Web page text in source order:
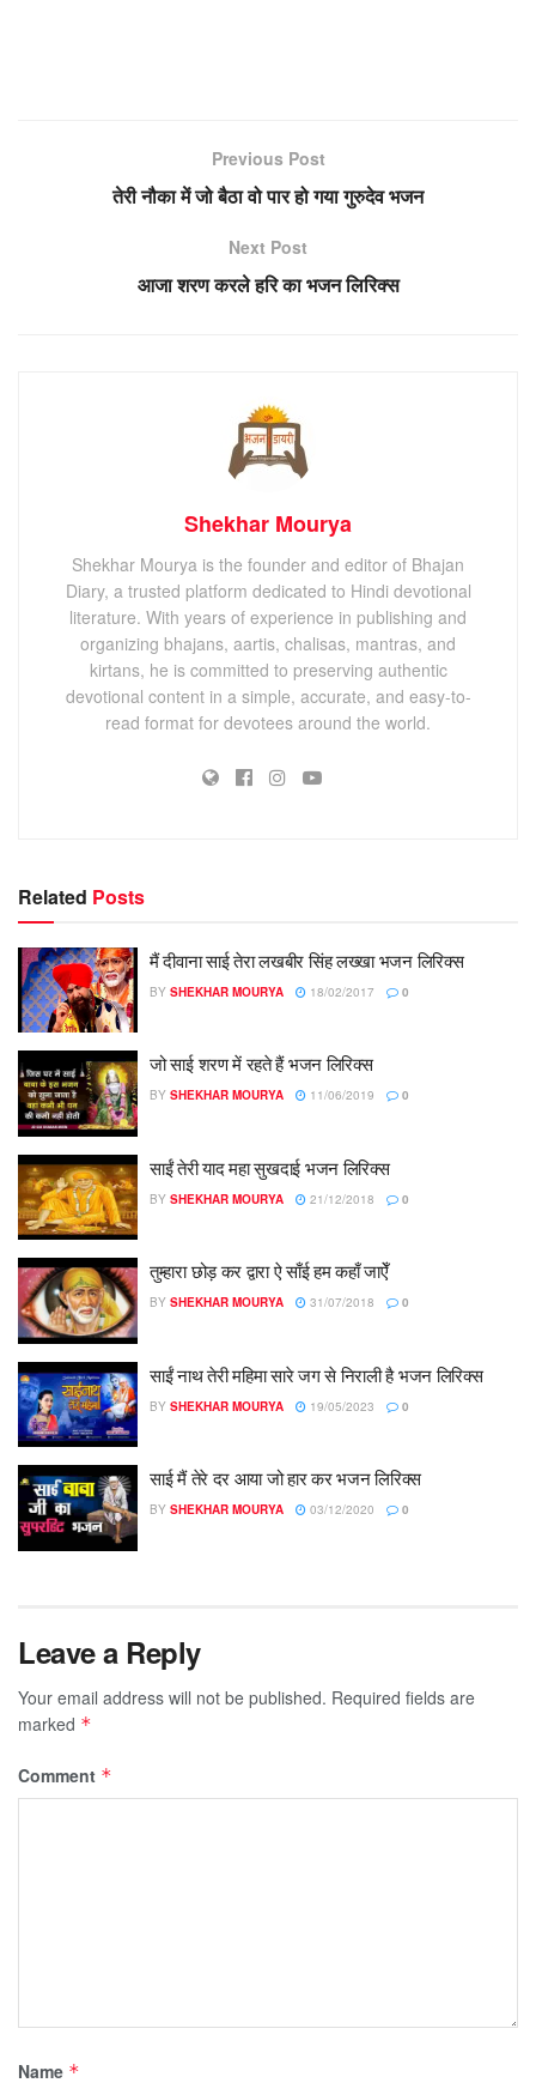
Previous Post
तेरी नौका में जो बैठा वो पार हो गया गुरुदेव भजन
Next Post
आजा शरण करले हरि का भजन लिरिक्स
Shekhar Mourya
Shekhar Mourya is the founder and editor of Bhajan
Diary, a trusted platform dedicated to Hindi devotional
literature. With years of experience in publishing and
organizing bhajans, aartis, chalisas, mantras, and
kirtans, he is committed to preserving authentic
devotional content in a simple, accurate, and easy-to-
read format for devotees around the world.
Related Posts
मैं दीवाना साई तेरा लखबीर सिंह लख्खा भजन लिरिक्स
BY SHEKHAR MOURYA 18/02/2017 0
जो साई शरण में रहते हैं भजन लिरिक्स
BY SHEKHAR MOURYA 11/06/2019 0
साईं तेरी याद महा सुखदाई भजन लिरिक्स
BY SHEKHAR MOURYA 21/12/2018 0
तुम्हारा छोड़ कर द्वारा ऐ साँई हम कहाँ जाऐँ
BY SHEKHAR MOURYA 31/07/2018 0
साईं नाथ तेरी महिमा सारे जग से निराली है भजन लिरिक्स
BY SHEKHAR MOURYA 19/05/2023 0
साई मैं तेरे दर आया जो हार कर भजन लिरिक्स
BY SHEKHAR MOURYA 03/12/2020 0
Leave a Reply
Your email address will not be published. Required fields are
marked *
Comment *
Name *